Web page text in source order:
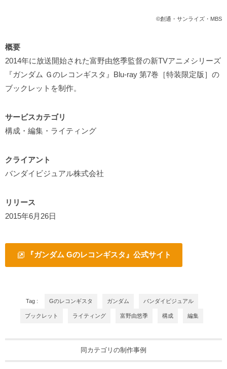
©創通・サンライズ・MBS
概要
2014年に放送開始された富野由悠季監督の新TVアニメシリーズ
『ガンダム Ｇのレコンギスタ』Blu-ray 第7巻［特装限定版］の
ブックレットを制作。
サービスカテゴリ
構成・編集・ライティング
クライアント
バンダイビジュアル株式会社
リリース
2015年6月26日
『ガンダム Gのレコンギスタ』公式サイト
Tag : Gのレコンギスタ ガンダム バンダイビジュアル
ブックレット ライティング 富野由悠季 構成 編集
同カテゴリの制作事例